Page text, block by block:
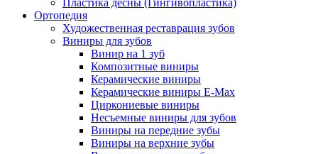
Пластика десны (Гингивопластика)
Ортопедия
Художественная реставрация зубов
Виниры для зубов
Винир на 1 зуб
Композитные виниры
Керамические виниры
Керамические виниры E-Max
Циркониевые виниры
Несъемные виниры для зубов
Виниры на передние зубы
Виниры на верхние зубы